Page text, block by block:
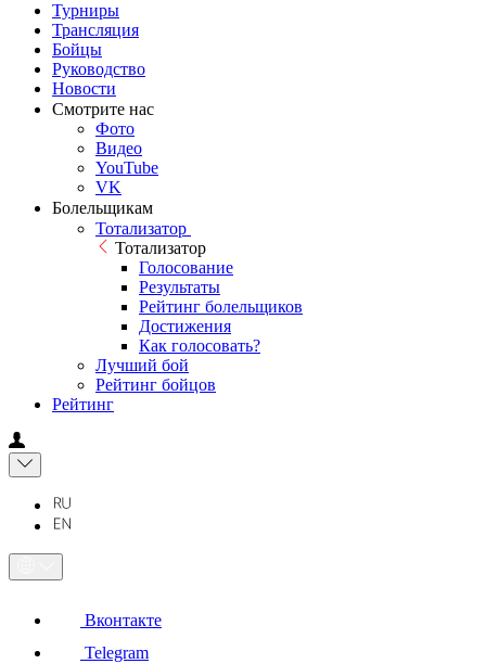
Турниры
Трансляция
Бойцы
Руководство
Новости
Смотрите нас
Фото
Видео
YouTube
VK
Болельщикам
Тотализатор
Тотализатор
Голосование
Результаты
Рейтинг болельщиков
Достижения
Как голосовать?
Лучший бой
Рейтинг бойцов
Рейтинг
Вконтакте
Telegram